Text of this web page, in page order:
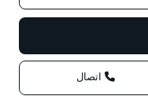
اتصال